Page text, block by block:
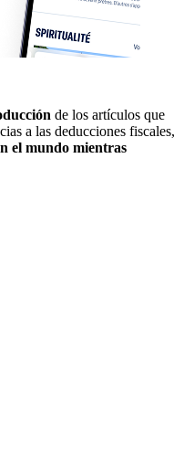
de los artículos que
a las deducciones fiscales,
el mundo mientras